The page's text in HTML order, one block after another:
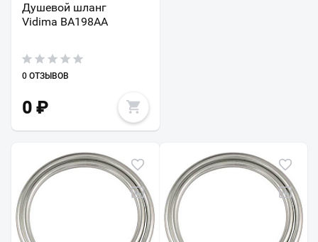
Душевой шланг
Vidima BA198AA
0 ОТЗЫВОВ
0 ₽